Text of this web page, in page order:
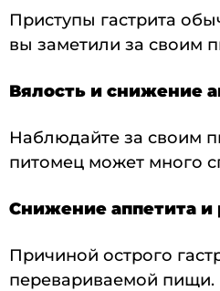
Приступы гастрита
вы заметили за своим
Вялость и снижение
Наблюдайте за своим
питомец может много
Снижение аппетита и
Причиной острого
перевариваемой пищи.